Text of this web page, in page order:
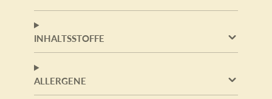
INHALTSSTOFFE
ALLERGENE